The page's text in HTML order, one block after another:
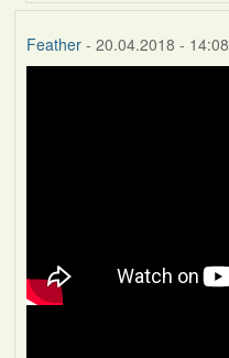
Feather- 20.04.2018 - 14:08